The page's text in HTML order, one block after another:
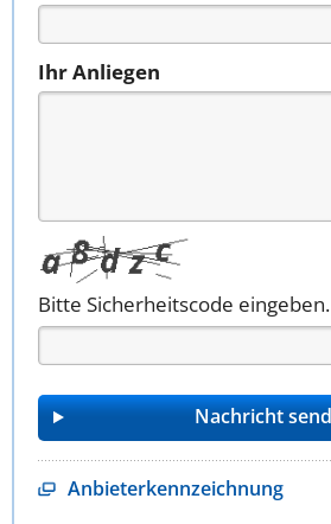
Ihr Anliegen
Bitte Sicherheitscode eingeben.
Anbieterkennzeichnung